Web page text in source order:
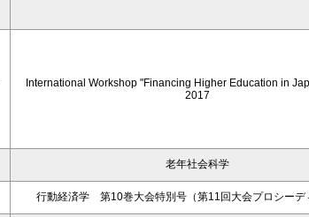
International Workshop "Financing Higher Education in
2017
老年社会科学
行動経済学 第10巻大会特別号（第11回大会プロシーデ